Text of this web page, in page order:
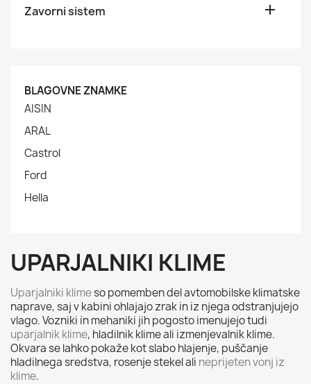
Zavorni sistem 
BLAGOVNE ZNAMKE
AISIN
ARAL
Castrol
Ford
Hella
UPARJALNIKI KLIME
Uparjalniki klimeso pomemben del avtomobilske klimatske
naprave, saj v kabini ohlajajo zrak in iz njega odstranjujejo
vlago. Vozniki in mehaniki jih pogosto imenujejo tudi
uparjalnik klime, hladilnik klime ali izmenjevalnik klime.
Okvara se lahko pokaže kot slabo hlajenje, puščanje
hladilnega sredstva, rosenje stekel ali neprijeten vonj iz
klime.